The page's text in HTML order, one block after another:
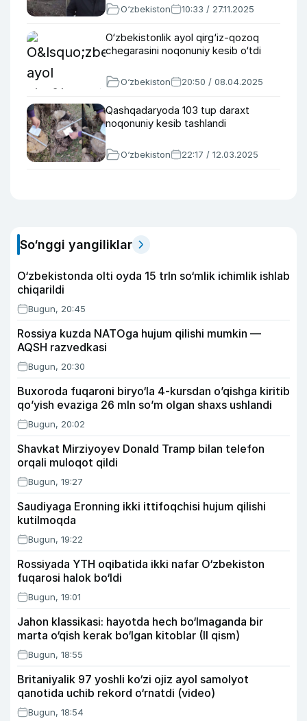
O‘zbekiston 10:33 / 27.11.2025
O‘zbekistonlik ayol qirg‘iz-qozoq
chegarasini noqonuniy kesib o‘tdi
O‘zbekiston 20:50 / 08.04.2025
Qashqadaryoda 103 tup daraxt
noqonuniy kesib tashlandi
O‘zbekiston 22:17 / 12.03.2025
So‘nggi yangiliklar
O‘zbekistonda olti oyda 15 trln so‘mlik ichimlik ishlab
chiqarildi
Bugun, 20:45
Rossiya kuzda NATOga hujum qilishi mumkin —
AQSH razvedkasi
Bugun, 20:30
Buxoroda fuqaroni biryo‘la 4-kursdan o’qishga kiritib
qo’yish evaziga 26 mln so’m olgan shaxs ushlandi
Bugun, 20:02
Shavkat Mirziyoyev Donald Tramp bilan telefon
orqali muloqot qildi
Bugun, 19:27
Saudiyaga Eronning ikki ittifoqchisi hujum qilishi
kutilmoqda
Bugun, 19:22
Rossiyada YTH oqibatida ikki nafar O‘zbekiston
fuqarosi halok bo‘ldi
Bugun, 19:01
Jahon klassikasi: hayotda hech bo‘lmaganda bir
marta o‘qish kerak bo‘lgan kitoblar (II qism)
Bugun, 18:55
Britaniyalik 97 yoshli ko‘zi ojiz ayol samolyot
qanotida uchib rekord o‘rnatdi (video)
Bugun, 18:54